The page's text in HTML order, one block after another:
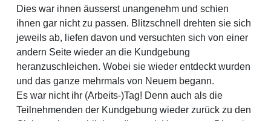
Dies war ihnen äusserst unangenehm und schien
ihnen gar nicht zu passen. Blitzschnell drehten sie sich
jeweils ab, liefen davon und versuchten sich von einer
andern Seite wieder an die Kundgebung
heranzuschleichen. Wobei sie wieder entdeckt wurden
und das ganze mehrmals von Neuem begann.
Es war nicht ihr (Arbeits-)Tag! Denn auch als die
Teilnehmenden der Kundgebung wieder zurück zu den